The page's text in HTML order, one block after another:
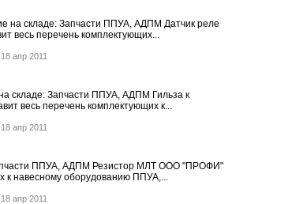
на складе: Запчасти ППУА, АДПМ Датчик реле
весь перечень комплектующих...
18 апр 2011
складе: Запчасти ППУА, АДПМ Гильза к
весь перечень комплектующих к...
18 апр 2011
ППУА, АДПМ Резистор МЛТ ООО "ПРОФИ"
к навесному оборудованию ППУА,...
18 апр 2011